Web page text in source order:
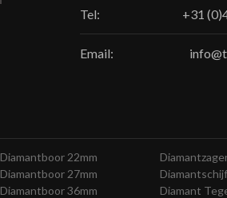
Tel: +31
Email:
Diamantboor 22mm
Diamantboor 27mm
Diamantboor 36mm
Diamant